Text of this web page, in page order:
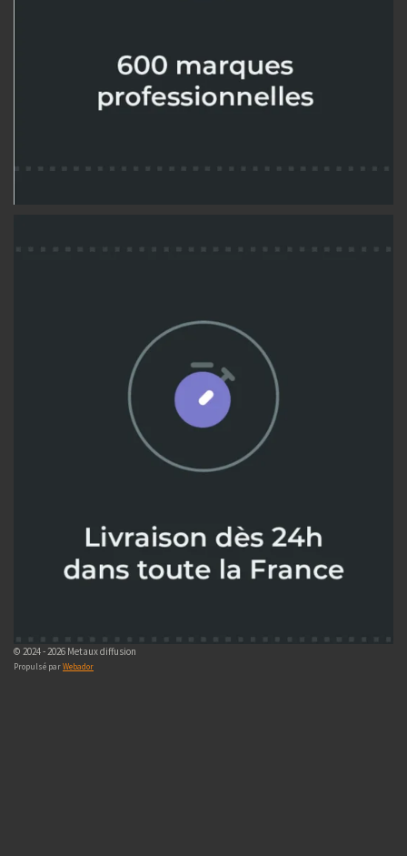
© 2024 - 2026 Metaux diffusion
Propulsé parWebador